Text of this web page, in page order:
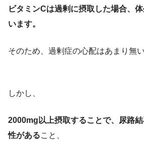
ビタミンCは過剰に摂取した場合、
います。
そのため、過剰症の心配はあまり無
しかし、
2000mg以上摂取することで、尿路
性があること、